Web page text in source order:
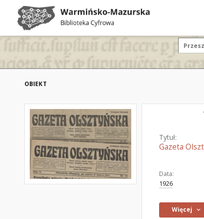
OBIEKT
Tytuł:
Gazeta
Data:
1926
Więcej